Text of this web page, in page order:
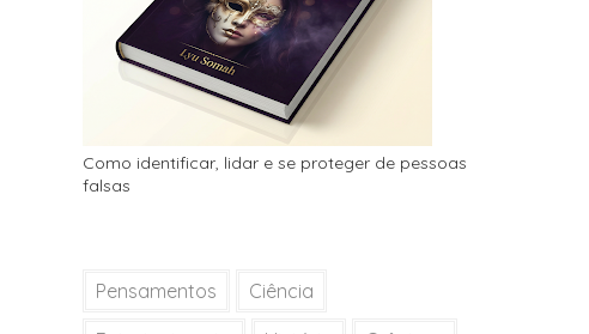
Como identificar, lidar e se proteger de pessoas
falsas
Pensamentos Ciência